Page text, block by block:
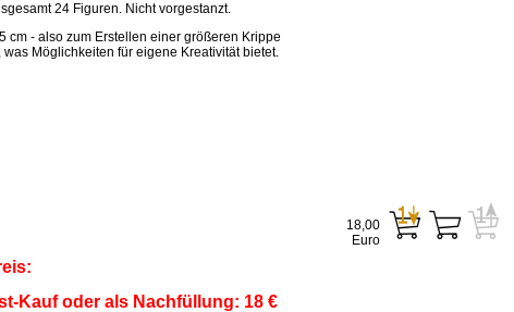
24 Figuren. Nicht vorgestanzt.
cm - also zum Erstellen einer größeren Krippe
Möglichkeiten für eigene Kreativität bietet.
Kauf oder als Nachfüllung: 18 €
18,00
Euro